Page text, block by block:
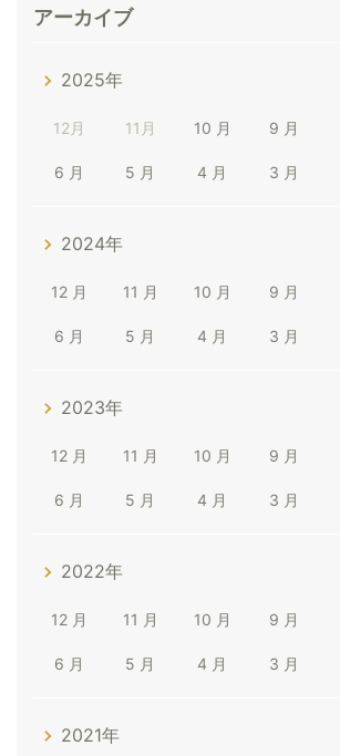
アーカイブ
2025年
12月 11月 10 月 9 月
6 月 5 月 4 月 3 月
2024年
12 月 11 月 10 月 9 月
6 月 5 月 4 月 3 月
2023年
12 月 11 月 10 月 9 月
6 月 5 月 4 月 3 月
2022年
12 月 11 月 10 月 9 月
6 月 5 月 4 月 3 月
2021年